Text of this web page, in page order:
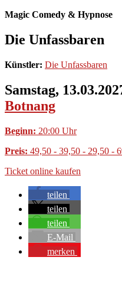
Magic Comedy & Hypnose
Die Unfassbaren
Künstler: Die Unfassbaren
Samstag,
Botnang
Beginn: 20:00 Uhr
Preis: 49,50 - 39,50 - 29,50 -
Ticket online kaufen
teilen
teilen
teilen
E-Mail
merken